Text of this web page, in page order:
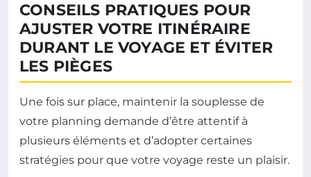
CONSEILS PRATIQUES POUR
AJUSTER VOTRE ITINÉRAIRE
DURANT LE VOYAGE ET ÉVITER
LES PIÈGES
Une fois sur place, maintenir la souplesse de
votre planning demande d’être attentif à
plusieurs éléments et d’adopter certaines
stratégies pour que votre voyage reste un plaisir.